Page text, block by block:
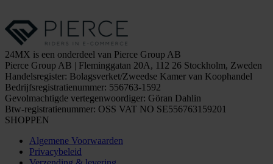
24MX is een onderdeel van Pierce Group AB
Pierce Group AB | Fleminggatan 20A, 112 26 Stockholm, Zweden
Handelsregister: Bolagsverket/Zweedse Kamer van Koophandel
Bedrijfsregistratienummer: 556763-1592
Gevolmachtigde vertegenwoordiger: Göran Dahlin
Btw-registratienummer: OSS VAT NO SE556763159201
SHOPPEN
Algemene Voorwaarden
Privacybeleid